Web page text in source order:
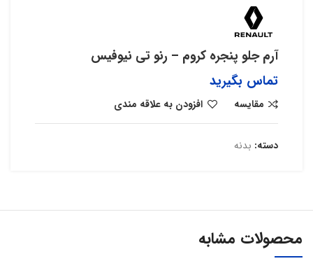
آرم جلو پنجره کروم – رنو تی نیوفیس
تماس بگیرید
مقایسه افزودن به علاقه مندی
دسته: بدنه
محصولات مشابه